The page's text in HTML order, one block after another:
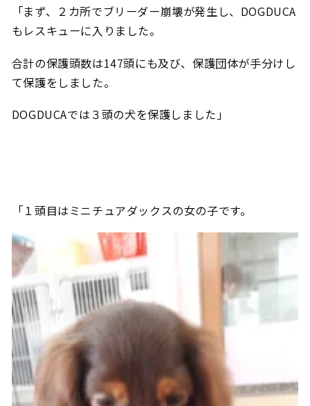
「まず、２カ所でブリーダー崩壊が発生し、DOGDUCA
もレスキューに入りました。
合計の保護頭数は147頭にも及び、保護団体が手分けし
て保護をしました。
DOGDUCAでは３頭の犬を保護しました」
「１頭目はミニチュアダックスの女の子です。